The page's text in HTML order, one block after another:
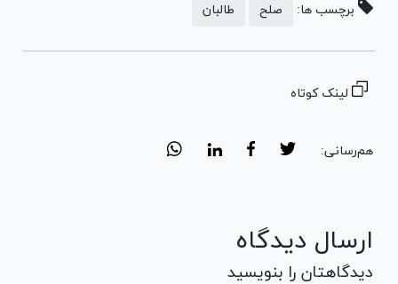
برچسب ها: صلح طالبان
لینک کوتاه
هم‌رسانی:
ارسال دیدگاه
دیدگاهتان را بنویسید